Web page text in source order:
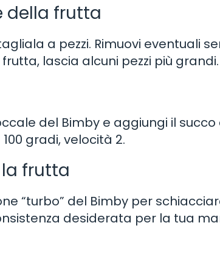
della frutta
a pezzi. Rimuovi eventuali
lascia alcuni pezzi più grandi.
del Bimby e aggiungi il succo
gradi, velocità 2.
la frutta
“turbo” del Bimby per
desiderata per la tua